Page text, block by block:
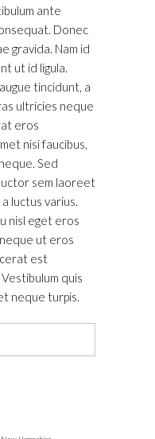
ante
Donec
gravida. Nam id
ut id ligula.
tincidunt, a
ultricies neque
eros
nisi faucibus,
Sed
sem laoreet
luctus varius.
nisl eget eros
ut eros
est
quis
neque turpis.